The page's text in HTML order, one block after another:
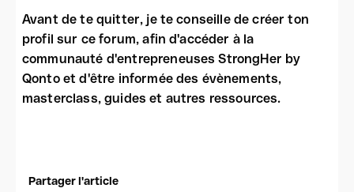
Avant de te quitter, je te conseille de créer ton
profil sur ce forum, afin d'accéder à la
communauté d'entrepreneuses StrongHer by
Qonto et d'être informée des évènements,
masterclass, guides et autres ressources.
Partager l'article